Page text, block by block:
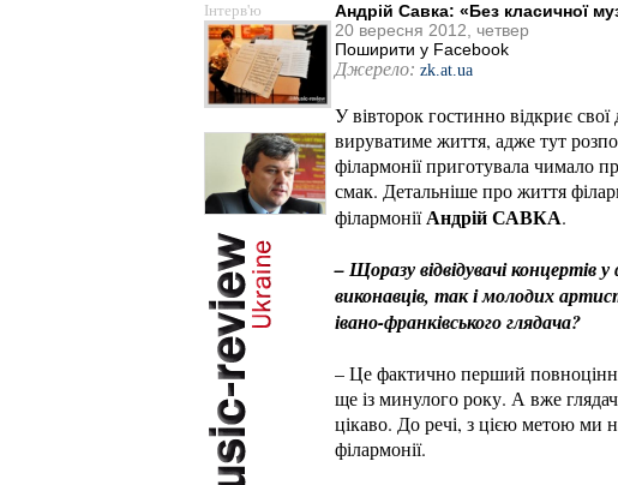
Інтерв'ю
Андрій Савка: «Без класичної
20 вересня 2012, четвер
Поширити у Facebook
Джерело: zk.at.ua
У вівторок гостинно відкриє
вируватиме життя, адже тут
філармонії приготувала чимало
смак. Детальніше про життя
філармоніїАндрій САВКА.
– Щоразу відвідувачі
виконавців, так і молодих
івано-франківського глядача?
– Це фактично перший
ще із минулого року. А вже
цікаво. До речі, з цією метою ми
філармонії.